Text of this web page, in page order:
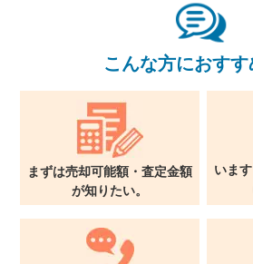
関西支社 0120-
こんな方におす
まずは売却可能額・査定金額
が知りたい。
いま